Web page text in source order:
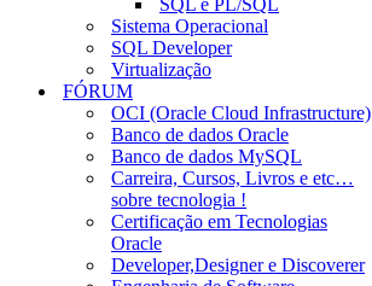
SQL e PL/SQL
Sistema Operacional
SQL Developer
Virtualização
FÓRUM
OCI (Oracle Cloud Infrastructure)
Banco de dados Oracle
Banco de dados MySQL
Carreira, Cursos, Livros e etc…
sobre tecnologia !
Certificação em Tecnologias
Oracle
Developer,Designer e Discoverer